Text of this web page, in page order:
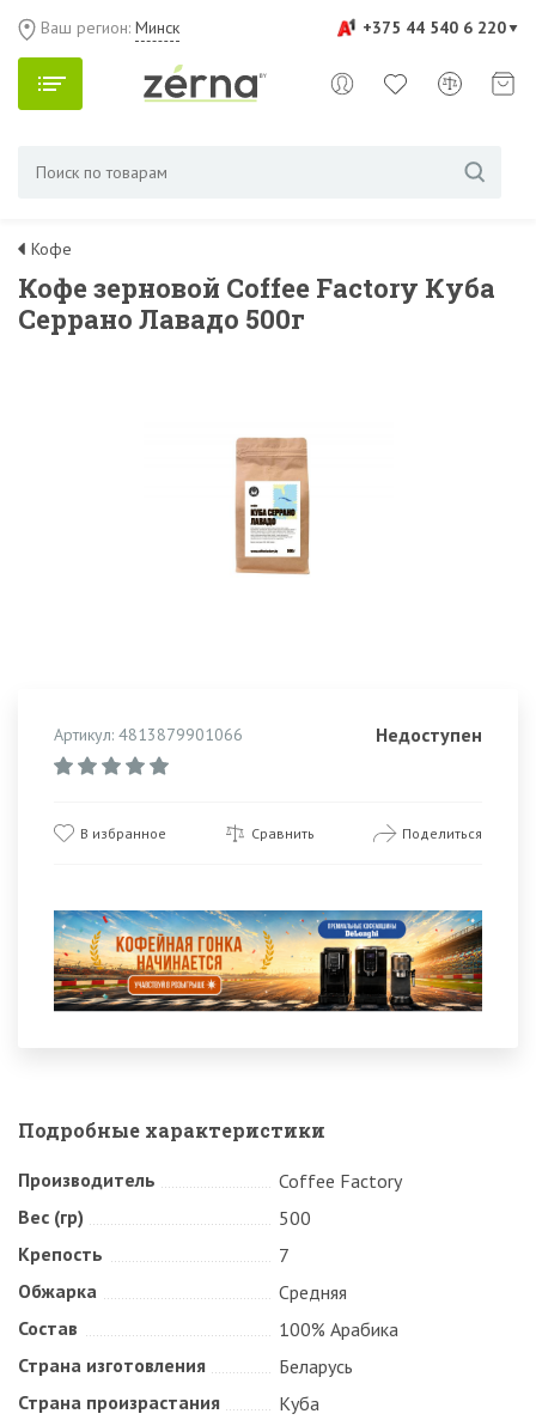
+375 44 540 6 220
Ваш регион: Минск
Кофе
Кофе зерновой Coffee Factory Куба
Серрано Лавадо 500г
Артикул: 4813879901066 Недоступен
В избранное Сравнить Поделиться
Подробные характеристики
Производитель
Coffee Factory
Вес (гр)
500
Крепость
7
Обжарка
Средняя
Состав
100% Арабика
Страна изготовления
Беларусь
Страна произрастания
Куба